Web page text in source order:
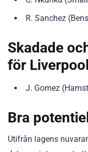
R. Sanchez
Skadade
för Liverpool
J. Gomez
Bra
Utifrån lagens